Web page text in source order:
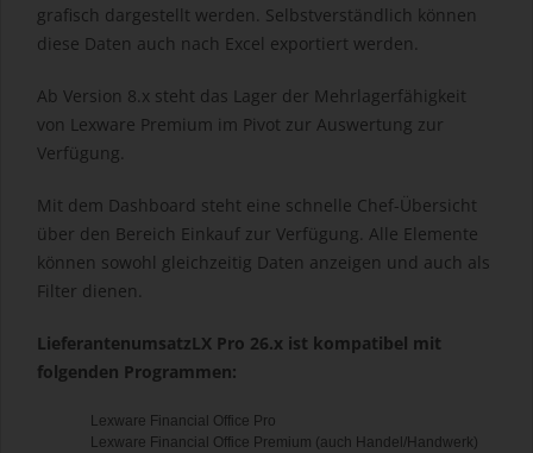
grafisch dargestellt werden. Selbstverständlich können
diese Daten auch nach Excel exportiert werden.
Ab Version 8.x steht das Lager der Mehrlagerfähigkeit
von Lexware Premium im Pivot zur Auswertung zur
Verfügung.
Mit dem Dashboard steht eine schnelle Chef-Übersicht
über den Bereich Einkauf zur Verfügung. Alle Elemente
können sowohl gleichzeitig Daten anzeigen und auch als
Filter dienen.
LieferantenumsatzLX Pro 26.x ist kompatibel mit
folgenden Programmen:
Lexware Financial Office Pro
Lexware Financial Office Premium (auch Handel/Handwerk)